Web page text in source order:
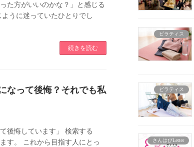
た方がいいのかな？」と感じる
うに迷っていたひとりでし
続きを読む
なって後悔？それでも私
後悔しています」 検索する
す。 これから目指す人にとっ
ピラティス
ピラティス
さんはぴLetter